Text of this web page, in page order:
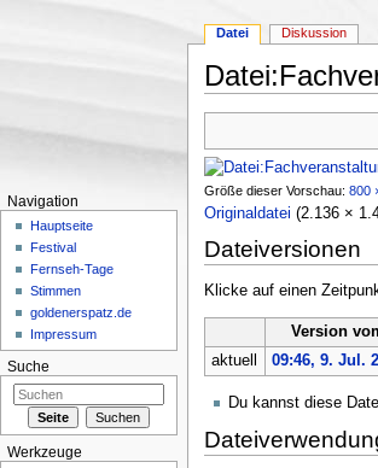
Größe dieser Vorschau: 800
Originaldatei (2.136 ×
Dateiversionen
Klicke auf einen
Version
aktuell
09:46, 9. Jul.
Du kannst diese
Datei Diskussion
Navigation
Hauptseite
Festival
Fernseh-Tage
Stimmen
goldenerspatz.de
Impressum
Suche
Werkzeuge